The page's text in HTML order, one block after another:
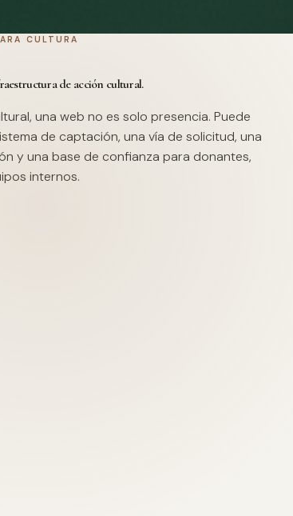
CULTURA
de acción cultural.
una web no es solo presencia. Puede
de captación, una vía de solicitud, una
y una base de confianza para donantes,
internos.